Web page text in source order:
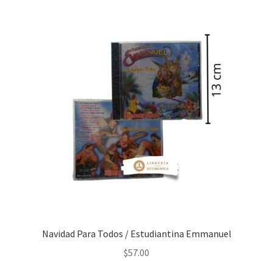
Navidad Para Todos / Estudiantina Emmanuel
$57.00